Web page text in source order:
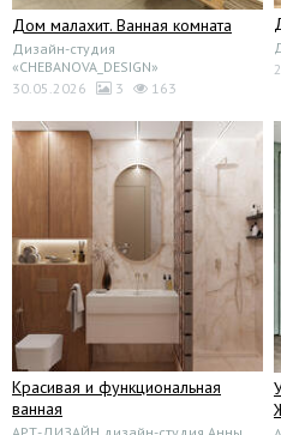
Дом малахит. Ванная комната
Дизайн-студия
«CHEBANOVA_DESIGN»
30.05.2026
3 163
Красивая и функциональная
ванная